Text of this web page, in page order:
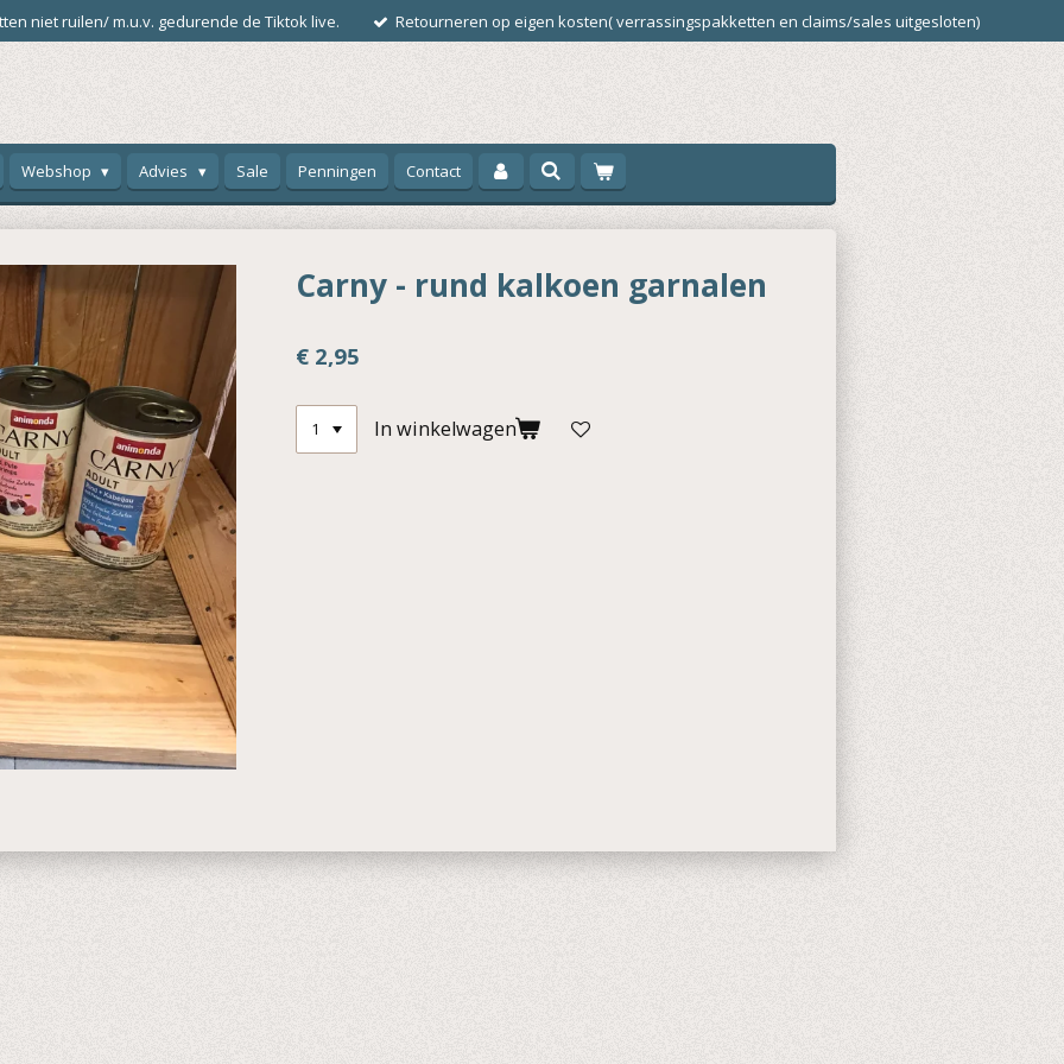
niet ruilen/ m.u.v. gedurende de Tiktok live. Retourneren op eigen kosten( verrassingspakketten en claims/sales uitgesloten)
Webshop Advies Sale Penningen Contact
Carny - rund kalkoen garnalen
€ 2,95
In winkelwagen